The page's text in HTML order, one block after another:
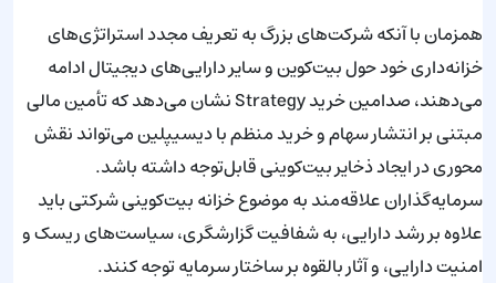
همزمان با آنکه شرکت‌های بزرگ به تعریف مجدد استراتژی‌های
خزانه‌داری خود حول بیت‌کوین و سایر دارایی‌های دیجیتال ادامه
می‌دهند، صد‌امین خرید Strategy نشان می‌دهد که تأمین مالی
مبتنی بر انتشار سهام و خرید منظم با دیسیپلین می‌تواند نقش
محوری در ایجاد ذخایر بیت‌کوینی قابل‌توجه داشته باشد.
سرمایه‌گذاران علاقه‌مند به موضوع خزانه بیت‌کوینی شرکتی باید
علاوه بر رشد دارایی، به شفافیت گزارشگری، سیاست‌های ریسک و
امنیت دارایی، و آثار بالقوه بر ساختار سرمایه توجه کنند.